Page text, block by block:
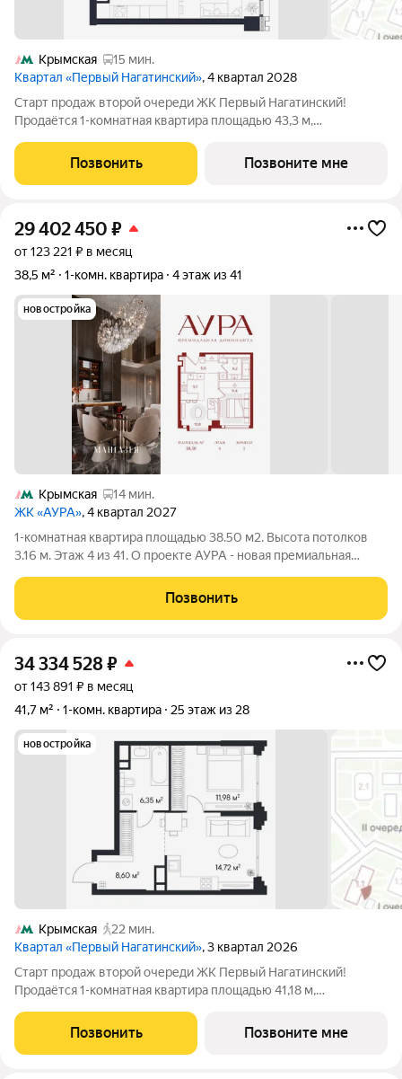
Крымская
15 мин.
Квартал «Первый Нагатинский», 4 квартал 2028
Старт продаж второй очереди ЖК Первый Нагатинский!
Продаётся 1-комнатная квартира площадью 43,3 м,
город, современные планировочные решения и выгодные
условия покупки. Прямая продажа от
Позвонить Позвоните мне
29 402 450 ₽
от 123 221 ₽ в месяц
38,5 м²
1-комн. квартира 4 этаж из 41
новостройка
Крымская
14 мин.
ЖК «АУРА», 4 квартал 2027
1-комнатная квартира площадью 38.50 м2. Высота потолков
3.16 м. Этаж 4 из 41. О проекте АУРА - новая премиальная
состоит из 42-этажной Бронзовой башни и 41-этажной
Серебряной. Рядом расположены
Позвонить
34 334 528₽
от 143 891 ₽ в месяц
41,7 м²
1-комн. квартира 25 этаж из 28
новостройка
Крымская
22 мин.
Квартал «Первый Нагатинский», 3 квартал 2026
Старт продаж второй очереди ЖК Первый Нагатинский!
Продаётся 1-комнатная квартира площадью 41,18 м,
город, современные планировочные решения и выгодные
условия покупки. Прямая продажа от
Позвонить Позвоните мне